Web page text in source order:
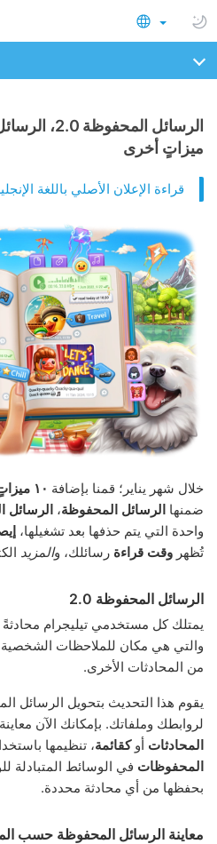
ميزاتٍ أخرى
قراءة الإعلان الأصلي باللغة
خلال شهر يناير؛ قمنا بإضافة ١٠ ميزاتٍ جديدة
ضمنها الرسائل المحفوظة، الرسائل
واحدة التي يتم حذفها بعد تشغيلها،
تُظهر وقت قراءة رسائلك، والمزيد
الرسائل المحفوظة 2.0
يمتلك كل مستخدمي تيليجرام
والتي هي مكان للملاحظات
من المحادثات الأخرى.
يقوم هذا التحديث بتحويل الرسائل
لروابطك وملفاتك. بإمكانك الآن
المحادثات أوكقائمة، تنظيمها
المحفوظات في الوسائط
بحفظها من أي محادثة محددة.
معاينة الرسائل المحفوظة حسب